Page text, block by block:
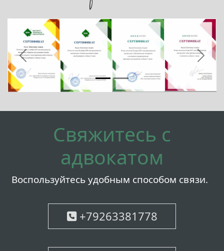
Предыдущий
Свяжитесь с
адвокатом
Воспользуйтесь удобным способом связи.
+79263381778